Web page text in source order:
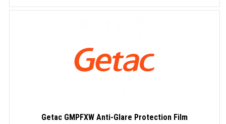
Getac GMPFXW Anti-Glare Protection Film